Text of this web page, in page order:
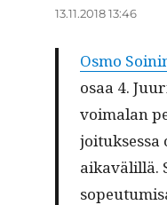
13.11.2018 13:46
Osmo
osaa 4.
voimalan
aikavälil­lä.